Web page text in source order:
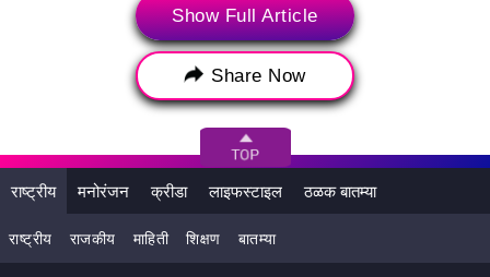
Navneet Kaur Rana अमरावती
कोविड19 नवनीत कौर राणा
Show Full Article
Share Now
राष्ट्रीय मनोरंजन क्रीडा लाइफस्टाइल ठळक बातम्या
राष्ट्रीय राजकीय माहिती शिक्षण बातम्या